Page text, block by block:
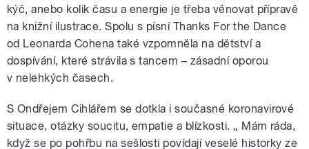
kýč, anebo kolik času a energie je třeba věnovat přípravě
na knižní ilustrace. Spolu s písní Thanks For the Dance
od Leonarda Cohena také vzpomněla na dětství a
dospívání, které strávila s tancem – zásadní oporou
v nelehkých časech.
S Ondřejem Cihlářem se dotkla i současné koronavirové
situace, otázky soucitu, empatie a blízkosti. „ Mám ráda,
když se po pohřbu na sešlosti povídají veselé historky ze